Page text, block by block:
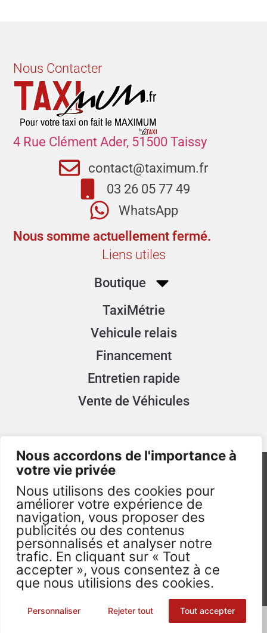
Nous accordons de l'importance à
votre vie privée
Nous utilisons des cookies pour
améliorer votre expérience de
navigation, vous proposer des
publicités ou des contenus
personnalisés et analyser notre
trafic. En cliquant sur « Tout
accepter », vous consentez à ce
que nous utilisions des cookies.
Personnaliser Rejeter tout Tout accepter
Nous Contacter
4 Rue Clément Ader, 51500 Taissy
contact@taximum.fr
03 26 05 77 49
WhatsApp
Nous somme actuellement fermé.
Liens utiles
Boutique
TaxiMétrie
Vehicule relais
Financement
Entretien rapide
Vente de Véhicules
TAXImum.fr - 2026 - Visuels non Contractuels -
Tous droits réservés. ©